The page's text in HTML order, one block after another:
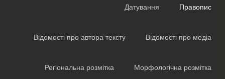
Датування Правопис
Відомості про автора тексту Відомості про медіа
Регіональна розмітка Морфологічна розмітка